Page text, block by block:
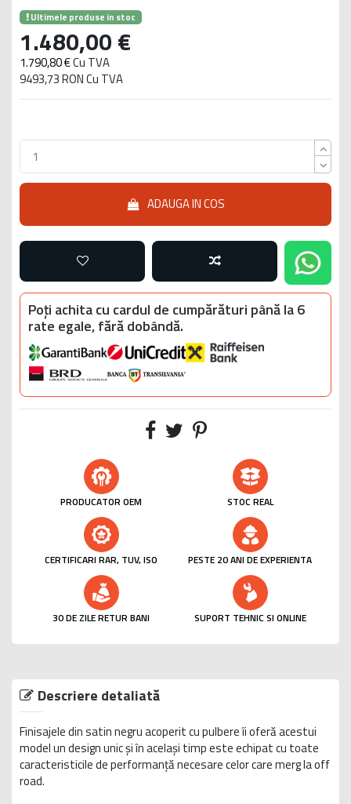
Ultimele produse in stoc
1.480,00 €
1.790,80 €Cu TVA
9493,73 RON Cu TVA
ADAUGA IN COS
Poți achita cu cardul de cumpărături până la 6
rate egale, fără dobândă.
PRODUCATOR OEM STOC REAL
CERTIFICARI RAR, TUV, ISO PESTE 20 ANI DE EXPERIENTA
30 DE ZILE RETUR BANI SUPORT TEHNIC SI ONLINE
Descriere detaliată
Finisajele din satin negru acoperit cu pulbere îi oferă acestui
model un design unic și în același timp este echipat cu toate
caracteristicile de performanță necesare celor care merg la off
road.